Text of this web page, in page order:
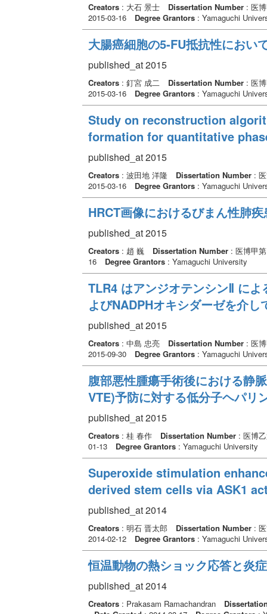
Creators: 大石 景士 Dissertation Number: 医
2015-03-16
Degree Grantors: Yamaguchi
大腸癌細胞の5-FU抵抗性におい
published_at 2015
Creators: 釘宮 成二 Dissertation Number: 医
2015-03-16
Degree Grantors: Yamaguchi
Study on reconstruction
formation for quantitative
published_at 2015
Creators: 波田地 洋隆 Dissertation Number: 医
2015-03-16
Degree Grantors: Yamaguchi
HRCT画像におけるびまん性肺
published_at 2015
Creators: 趙 巍 Dissertation Number: 医博甲
16
Degree Grantors: Yamaguchi University
TLR4 はアンジオテンシンⅡ に
よびNADPHオキシダーゼを介し
published_at 2015
Creators: 中島 忠亮 Dissertation Number: 医
2015-09-30
Degree Grantors: Yamaguchi
腹部悪性腫瘍手術後における
VTE)予防に対する低分子ヘパ
published_at 2015
Creators: 桂 春作 Dissertation Number: 医博
01-13
Degree Grantors: Yamaguchi University
Superoxide stimulation
derived stem cells via ASK1
published_at 2014
Creators: 明石 晋太郎 Dissertation Number: 医
2014-02-12
Degree Grantors: Yamaguchi
恒温動物の熱ショック応答と炎
published_at 2014
Creators: Prakasam Ramachandran